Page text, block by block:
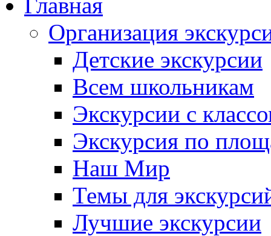
Организация
Детские экскурсии
Всем школьникам
Экскурсии c
Экскурсия по
Наш Мир
Темы для
Лучшие экскурсии